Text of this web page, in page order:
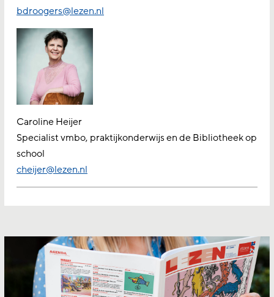
bdroogers@lezen.nl
Caroline Heijer
Specialist vmbo, praktijkonderwijs en de Bibliotheek op
school
cheijer@lezen.nl